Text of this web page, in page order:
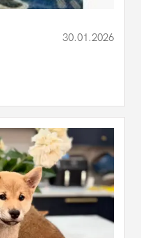
30.01.2026